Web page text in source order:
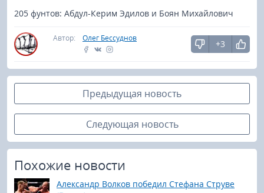
205 фунтов: Абдул-Керим Эдилов и Боян Михайлович
Автор: Олег Бессуднов
+3
Предыдущая новость
Следующая новость
Похожие новости
Александр Волков победил Стефана Струве